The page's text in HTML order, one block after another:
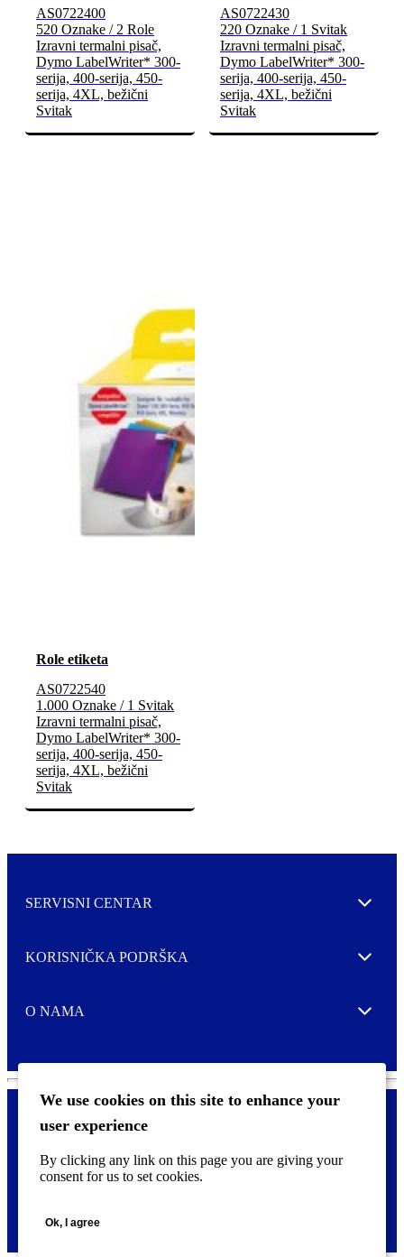
We use cookies on this site to enhance your
user experience
By clicking any link on this page you are giving your
consent for us to set cookies.
Ok, I agree
AS0722400
520 Oznake / 2 Role
Izravni termalni pisač,
Dymo LabelWriter* 300-
serija, 400-serija, 450-
serija, 4XL, bežični
Svitak
AS0722430
220 Oznake / 1 Svitak
Izravni termalni pisač,
Dymo LabelWriter* 300-
serija, 400-serija, 450-
serija, 4XL, bežični
Svitak
Role etiketa
AS0722540
1.000 Oznake / 1 Svitak
Izravni termalni pisač,
Dymo LabelWriter* 300-
serija, 400-serija, 450-
serija, 4XL, bežični
Svitak
SERVISNI CENTAR Expand
KORISNIČKA PODRŠKA Expand
O NAMA Expand
o
Pravne i tzv. Cookie obavijesti